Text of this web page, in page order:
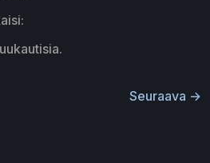
Seuraava →